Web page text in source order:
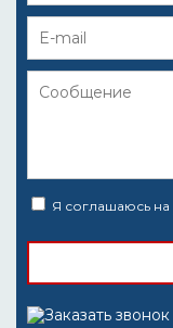
Я соглашаюсь на